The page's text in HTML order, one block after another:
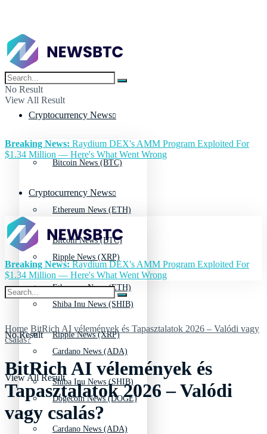
No Result
View All Result
Cryptocurrency News
Bitcoin News (BTC)
Ethereum News (ETH)
Ripple News (XRP)
Shiba Inu News (SHIB)
Cardano News (ADA)
Dogecoin News (DOGE)
Breaking News: Raydium DEX's AMM Program Exploited For
$1.34 Million — Here's What Went Wrong
Cryptocurrency News
Bitcoin News (BTC)
Ethereum News (ETH)
Ripple News (XRP)
Shiba Inu News (SHIB)
Cardano News (ADA)
No Result
View All Result
Breaking News:Raydium DEX's AMM Program Exploited For
$1.34 Million — Here's What Went Wrong
Home BitRich AI vélemények és Tapasztalatok 2026 – Valódi vagy
csalás?
BitRich AI vélemények és
Tapasztalatok 2026 – Valódi
vagy csalás?